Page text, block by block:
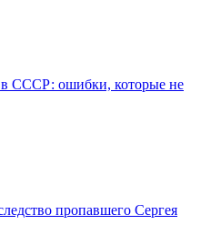
в СССР: ошибки, которые не
пропавшего Сергея